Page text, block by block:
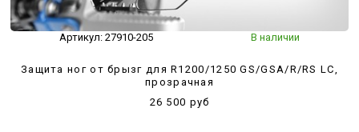
Артикул: 27910-205 В наличии
Защита ног от брызг для R1200/1250 GS/GSA/R/RS LC,
прозрачная
26 500 руб